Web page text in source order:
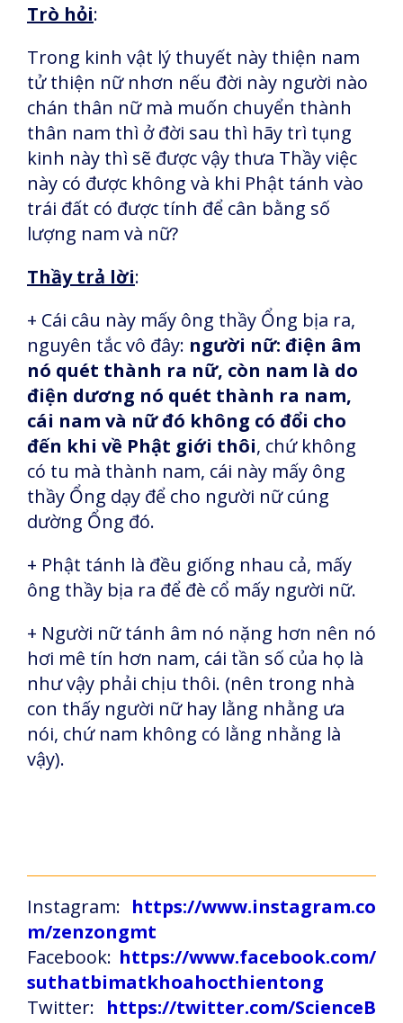
Trò hỏi:
Trong kinh vật lý thuyết này thiện nam
tử thiện nữ nhơn nếu đời này người nào
chán thân nữ mà muốn chuyển thành
thân nam thì ở đời sau thì hãy trì tụng
kinh này thì sẽ được vậy thưa Thầy việc
này có được không và khi Phật tánh vào
trái đất có được tính để cân bằng số
lượng nam và nữ?
Thầy trả lời:
+ Cái câu này mấy ông thầy Ổng bịa ra,
nguyên tắc vô đây: người nữ: điện âm
nó quét thành ra nữ, còn nam là do
điện dương nó quét thành ra nam,
cái nam và nữ đó không có đổi cho
đến khi về Phật giới thôi, chứ không
có tu mà thành nam, cái này mấy ông
thầy Ổng dạy để cho người nữ cúng
dường Ổng đó.
+ Phật tánh là đều giống nhau cả, mấy
ông thầy bịa ra để đè cổ mấy người nữ.
+ Người nữ tánh âm nó nặng hơn nên nó
hơi mê tín hơn nam, cái tần số của họ là
như vậy phải chịu thôi. (nên trong nhà
con thấy người nữ hay lằng nhằng ưa
nói, chứ nam không có lằng nhằng là
vậy).
Instagram: https://www.instagram.co
m/zenzongmt
Facebook: https://www.facebook.com/
suthatbimatkhoahocthientong
Twitter: https://twitter.com/ScienceB